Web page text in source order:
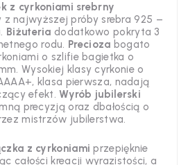
z cyrkoniami srebrny
z najwyższej próby srebra 925 –
Biżuteria dodatkowo pokryta 3
rodu. Precioza bogato
o szlifie bagietka o
. Wysokiej klasy cyrkonie o
klasa pierwsza, nadają
efekt.Wyrób jubilerski
precyzją oraz dbałością o
mistrzów jubilerstwa.
z cyrkoniamiprzepięknie
całości kreacji wyrazistości, a